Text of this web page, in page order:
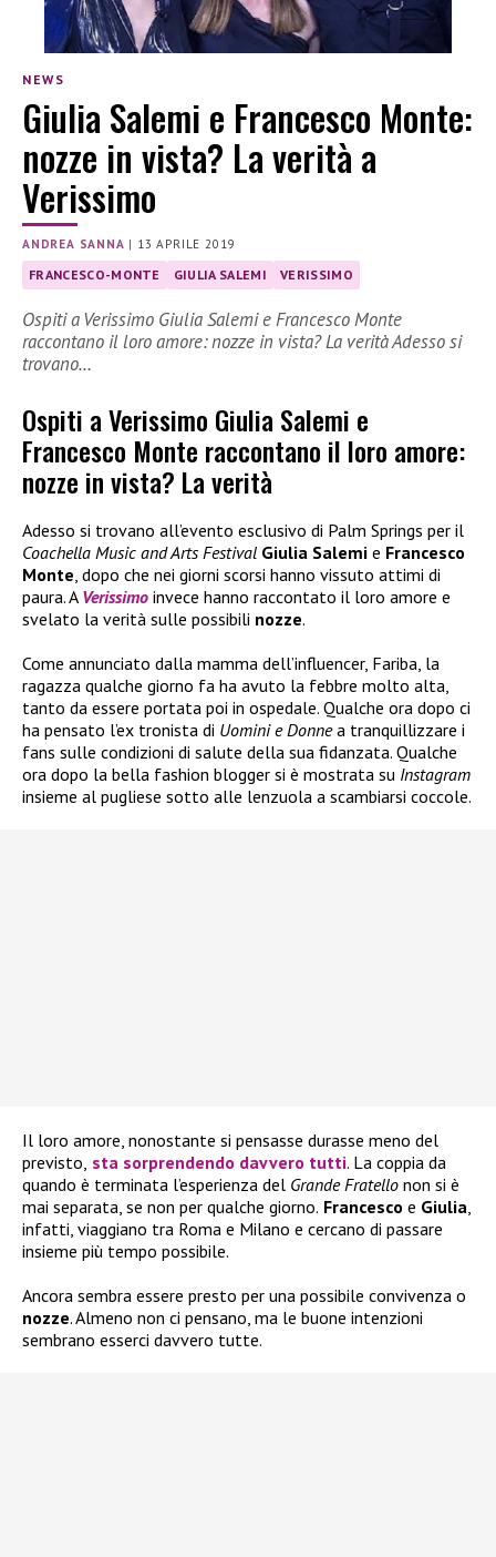
NEWS
Giulia Salemi e Francesco Monte:
nozze in vista? La verità a
Verissimo
ANDREA SANNA | 13 APRILE 2019
FRANCESCO-MONTE GIULIA SALEMI VERISSIMO
Ospiti a Verissimo Giulia Salemi e Francesco Monte
raccontano il loro amore: nozze in vista? La verità Adesso si
trovano…
Ospiti a Verissimo Giulia Salemi e
Francesco Monte raccontano il loro amore:
nozze in vista? La verità
Adesso si trovano all’evento esclusivo di Palm Springs per il
Coachella Music and Arts Festival Giulia Salemi e Francesco
Monte, dopo che nei giorni scorsi hanno vissuto attimi di
paura. A Verissimo invece hanno raccontato il loro amore e
svelato la verità sulle possibili nozze.
Come annunciato dalla mamma dell’influencer, Fariba, la
ragazza qualche giorno fa ha avuto la febbre molto alta,
tanto da essere portata poi in ospedale. Qualche ora dopo ci
ha pensato l’ex tronista di Uomini e Donnea tranquillizzare i
fans sulle condizioni di salute della sua fidanzata. Qualche
ora dopo la bella fashion blogger si è mostrata su Instagram
insieme al pugliese sotto alle lenzuola a scambiarsi coccole.
Il loro amore, nonostante si pensasse durasse meno del
previsto, sta sorprendendo davvero tutti. La coppia da
quando è terminata l’esperienza del Grande Fratello non si è
mai separata, se non per qualche giorno. Francesco e Giulia,
infatti, viaggiano tra Roma e Milano e cercano di passare
insieme più tempo possibile.
Ancora sembra essere presto per una possibile convivenza o
nozze. Almeno non ci pensano, ma le buone intenzioni
sembrano esserci davvero tutte.